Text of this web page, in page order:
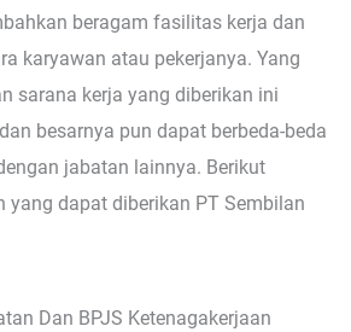
beragam fasilitas kerja dan
karyawan atau pekerjanya. Yang
sarana kerja yang diberikan ini
besarnya pun dapat berbeda-beda
jabatan lainnya. Berikut
yang dapat diberikan PT Sembilan
Dan BPJS Ketenagakerjaan